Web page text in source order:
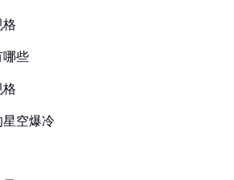
格
哪些
格
星空爆冷